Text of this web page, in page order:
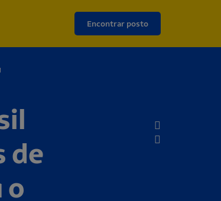
Encontrar posto
de
o